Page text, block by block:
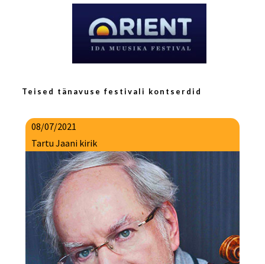
Teised tänavuse festivali kontserdid
08/07/2021
Tartu Jaani kirik